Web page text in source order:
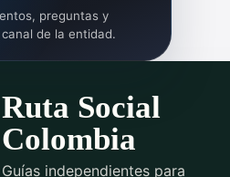
preguntas y
de la entidad.
Ruta Social
Colombia
Guías independientes para